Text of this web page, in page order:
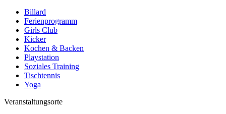
Billard
Ferienprogramm
Girls Club
Kicker
Kochen & Backen
Playstation
Soziales Training
Tischtennis
Yoga
Veranstaltungsorte